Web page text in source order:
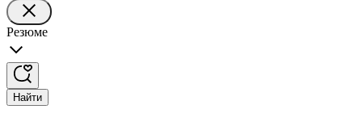
Резюме
Найти